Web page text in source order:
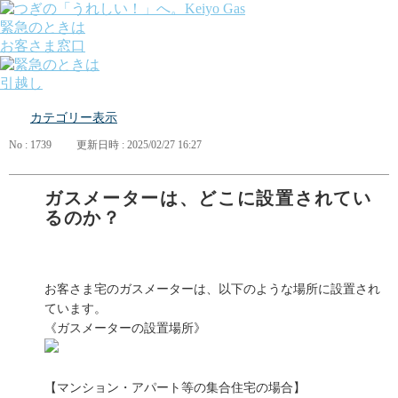
緊急のときは
お客さま窓口
引越し
でんき
くらしサポート
各種お手続き・サポート
課題から探す
業種から探す
会社案内
株主・投資家の皆さま
安全・防災への取り組み
採用情報
カテゴリー表示
No : 1739 更新日時 : 2025/02/27 16:27
ガスメーターは、どこに設置されてい
るのか？
お客さま宅のガスメーターは、以下のような場所に設置され
ています。
《ガスメーターの設置場所》
【マンション・アパート等の集合住宅の場合】